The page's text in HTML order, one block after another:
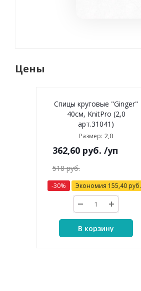
Цены
Спицы круговые "Ginger"
40см, KnitPro (2,0
арт.31041)
Размер: 2,0
362,60руб. /уп
518руб.
-30% Экономия 155,40руб.
В корзину